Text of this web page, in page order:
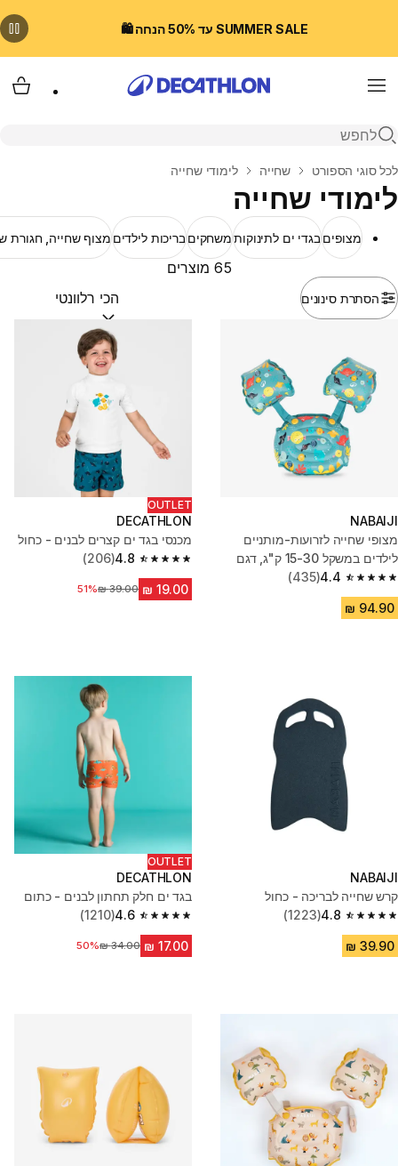
SUMMER SALE עד 50% הנחה 🛍️
Menu
פתיחת חיפוש
בית
לכל סוגי הספורט שחייה לימודי שחייה
לימודי שחייה
מצופיםבגדי ים לתינוקותמשחקיםבריכות לילדים מצוף שחייה, חגורת
הסתרת סינונים
65 מוצרים
מיין לפי:(optional)
NABAIJI
מצופי שחייה לזרועות-מותניים
לילדים במשקל 15-30 ק"ג, דגם
Tiswim - כחול
4.4
4.4 out of 5 stars from 435 reviews
(435)
OUTLET
DECATHLON
מכנסי בגד ים קצרים לבנים - כחול
4.8
4.8 out of 5 stars from 206 reviews
(206)
מחיר לפני הנחה‏39.00 ₪
51%
NABAIJI
קרש שחייה לבריכה - כחול
4.8
4.8 out of 5 stars from 1223 reviews
(1223)
OUTLET
DECATHLON
בגד ים חלק תחתון לבנים - כתום
4.6
4.6 out of 5 stars from 1210 reviews
(1210)
מחיר לפני הנחה‏34.00 ₪
50%